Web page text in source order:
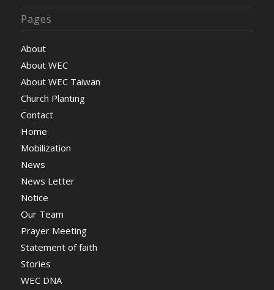
Pages
About
About WEC
About WEC Taiwan
Church Planting
Contact
Home
Mobilization
News
News Letter
Notice
Our Team
Prayer Meeting
Statement of faith
Stories
WEC DNA